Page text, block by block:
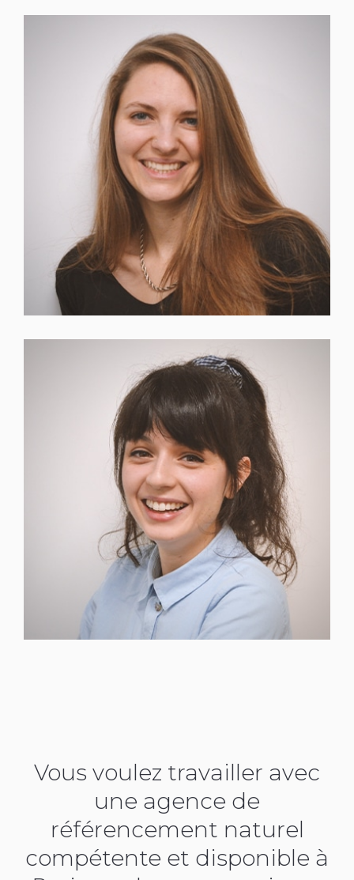
Vous voulez travailler avec
une agence de
référencement naturel
compétente et disponible à